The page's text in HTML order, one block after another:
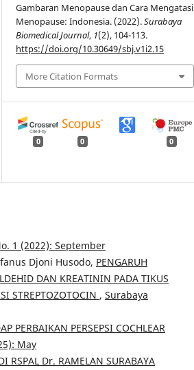
Gambaran Menopause dan Cara Mengatasi
Menopause: Indonesia. (2022).Surabaya
Biomedical Journal, 1(2), 104-113.
https://doi.org/10.30649/sbj.v1i2.15
More Citation Formats
0 0 0
1 (2022): September
Djoni Husodo, PENGARUH
DAN KREATININ PADA TIKUS
STREPTOZOTOCIN , Surabaya
PERBAIKAN PERSEPSI COCHLEAR
May
RSPAL Dr. RAMELAN SURABAYA